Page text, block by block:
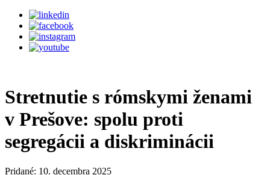
Stretnutie s rómskymi ženami
v Prešove: spolu proti
segregácii a diskriminácii
Pridané: 10. decembra 2025